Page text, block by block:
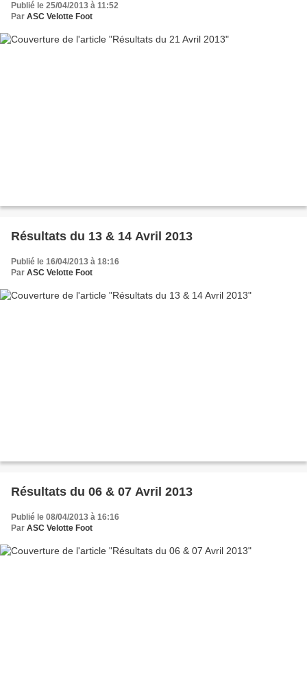
Publié le 25/04/2013 à 11:52
Par ASC Velotte Foot
Résultats du 13 & 14 Avril 2013
Publié le 16/04/2013 à 18:16
Par ASC Velotte Foot
Résultats du 06 & 07 Avril 2013
Publié le 08/04/2013 à 16:16
Par ASC Velotte Foot